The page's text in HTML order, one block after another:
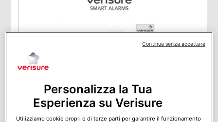
Verisure Alarm non poteva mancare al Security
Day a Cantù
L’azienda ha presentato il Verisure Alarm alla fiera per la
Personalizza la Tua
Esperienza su Verisure
Utilizziamo cookie propri e di terze parti per garantire il funzionamento
Continua senza accettare